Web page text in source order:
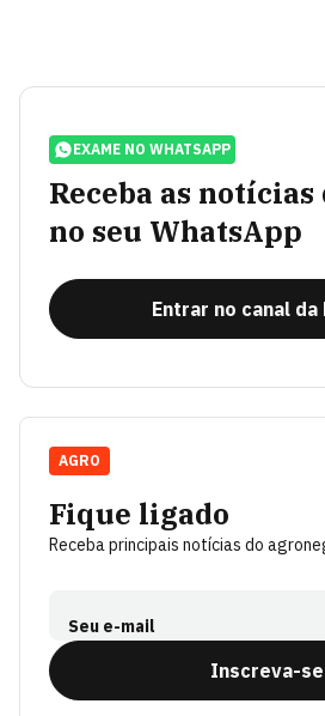
EXAME NO WHATSAPP
Receba as notícias
no seu WhatsApp
Entrar no canal da
Fique ligado
Receba principais notícias do
Seu e-mail
Inscreva-se
AGRO